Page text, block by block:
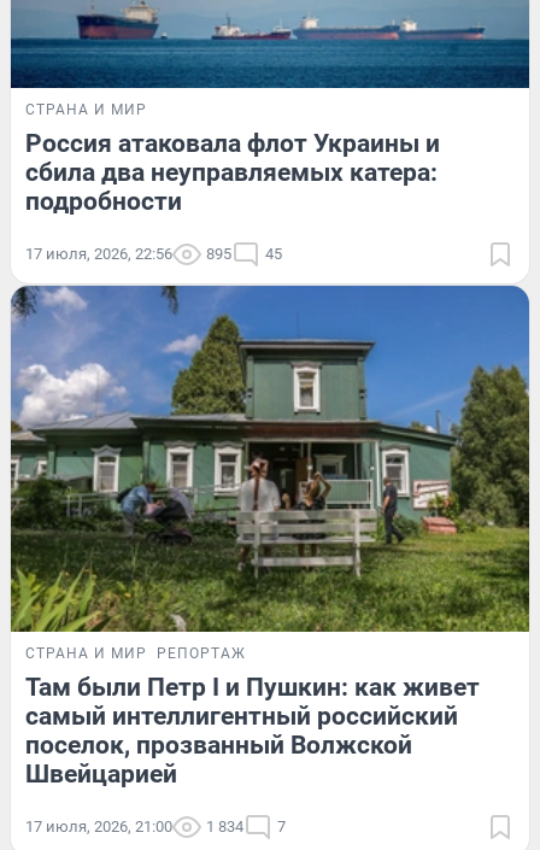
СТРАНА И МИР
Россия атаковала флот Украины и
сбила два неуправляемых катера:
подробности
17 июля, 2026, 22:56 895 45
СТРАНА И МИР РЕПОРТАЖ
Там были Петр I и Пушкин: как живет
самый интеллигентный российский
поселок, прозванный Волжской
Швейцарией
17 июля, 2026, 21:00 1 834 7